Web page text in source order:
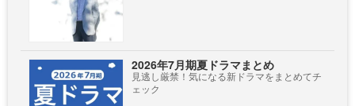
2026年7月期夏ドラマまとめ
見逃し厳禁！気になる新ドラマをまとめてチ
ェック